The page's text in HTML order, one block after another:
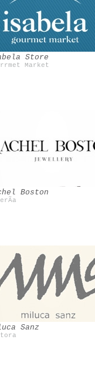
Store
Market
Poncelet
Boston
Vintage
Sanz
Shourouk